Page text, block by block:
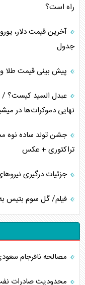
راه است؟
جدول
پیش بینی قیمت طلا و سکه
عبدل السید کیست؟ /
نهایی دموکرات‌ها در
جشن تولد ساده نوه
تراکتوری + عکس
جزئیات درگیری
فیلم/ گل سوم بتیس
مصالحه نافرجام
محدودیت صادرات